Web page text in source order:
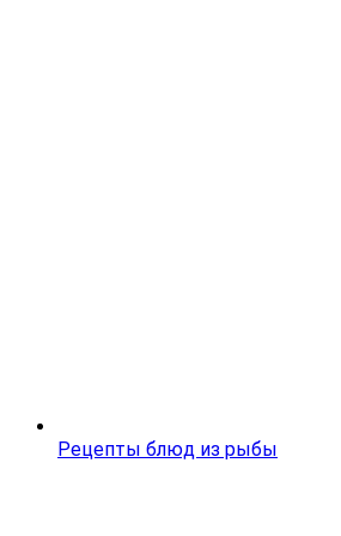
Рецепты блюд из рыбы